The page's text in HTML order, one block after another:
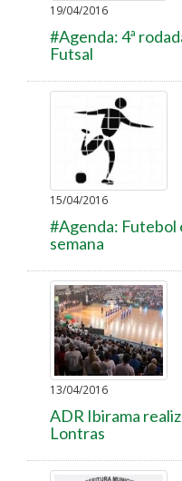
19/04/2016
#Agenda: 4ª
Futsal
15/04/2016
#Agenda: Futebol
semana
13/04/2016
ADR Ibirama
Lontras